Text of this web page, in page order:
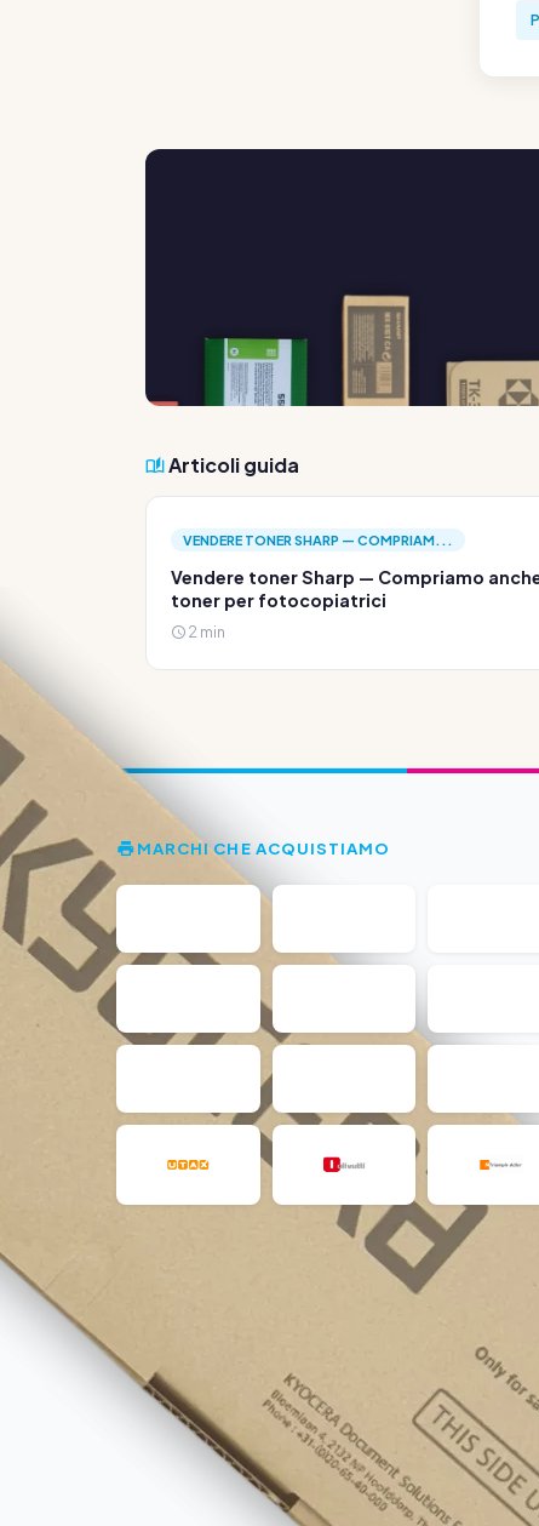
Articoli guida
VENDERE TONER SHARP — COMPRIAM...
Vendere toner Sharp — Compriamo
toner per fotocopiatrici
2 min
MARCHI CHE ACQUISTIAMO